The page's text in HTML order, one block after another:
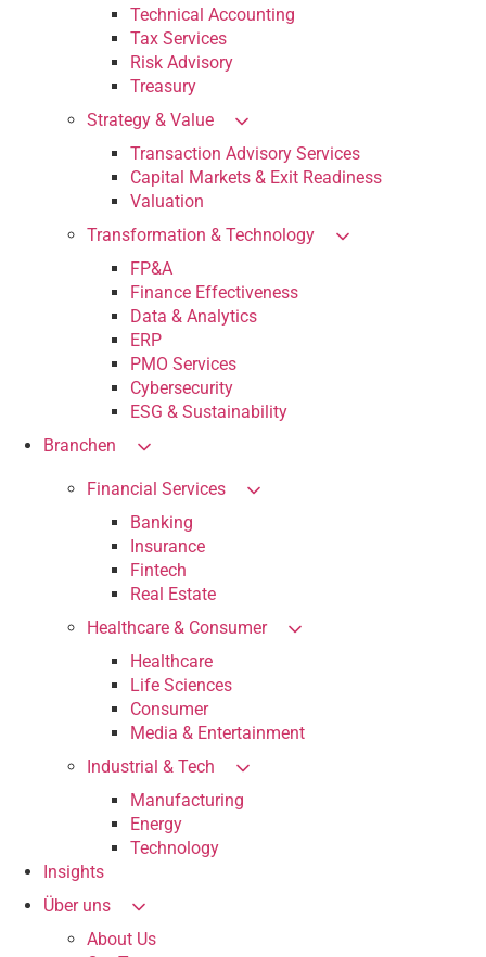
Technical Accounting
Tax Services
Risk Advisory
Treasury
Strategy & Value
Transaction Advisory Services
Capital Markets & Exit Readiness
Valuation
Transformation & Technology
FP&A
Finance Effectiveness
Data & Analytics
ERP
PMO Services
Cybersecurity
ESG & Sustainability
Branchen
Financial Services
Banking
Insurance
Fintech
Real Estate
Healthcare & Consumer
Healthcare
Life Sciences
Consumer
Media & Entertainment
Industrial & Tech
Manufacturing
Energy
Technology
Insights
Über uns
About Us